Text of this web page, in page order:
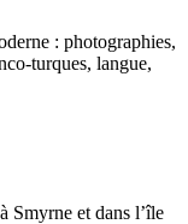
: photographies,
turques, langue,
Smyrne et dans l’île